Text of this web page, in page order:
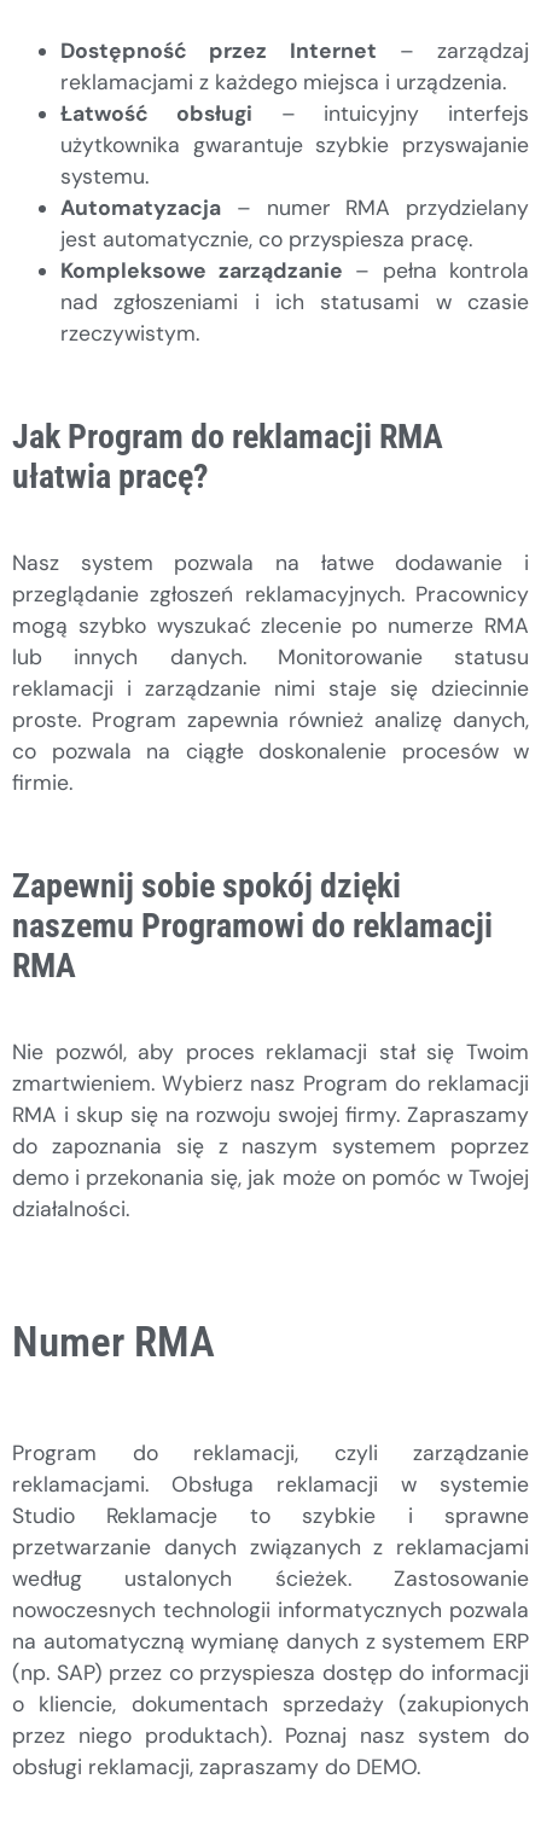
Dostępność przez Internet – zarządzaj
reklamacjami z każdego miejsca i urządzenia.
Łatwość obsługi – intuicyjny interfejs
użytkownika gwarantuje szybkie przyswajanie
systemu.
Automatyzacja – numer RMA przydzielany
jest automatycznie, co przyspiesza pracę.
Kompleksowe zarządzanie – pełna kontrola
nad zgłoszeniami i ich statusami w czasie
rzeczywistym.
Jak Program do reklamacji RMA
ułatwia pracę?
Nasz system pozwala na łatwe dodawanie i
przeglądanie zgłoszeń reklamacyjnych. Pracownicy
mogą szybko wyszukać zlecenie po numerze RMA
lub innych danych. Monitorowanie statusu
reklamacji i zarządzanie nimi staje się dziecinnie
proste. Program zapewnia również analizę danych,
co pozwala na ciągłe doskonalenie procesów w
firmie.
Zapewnij sobie spokój dzięki
naszemu Programowi do reklamacji
RMA
Nie pozwól, aby proces reklamacji stał się Twoim
zmartwieniem. Wybierz nasz Program do reklamacji
RMA i skup się na rozwoju swojej firmy. Zapraszamy
do zapoznania się z naszym systemem poprzez
demo i przekonania się, jak może on pomóc w Twojej
działalności.
Numer RMA
Program do reklamacji, czyli zarządzanie
reklamacjami. Obsługa reklamacji w systemie
Studio Reklamacje to szybkie i sprawne
przetwarzanie danych związanych z reklamacjami
według ustalonych ścieżek. Zastosowanie
nowoczesnych technologii informatycznych pozwala
na automatyczną wymianę danych z systemem ERP
(np. SAP) przez co przyspiesza dostęp do informacji
o kliencie, dokumentach sprzedaży (zakupionych
przez niego produktach). Poznaj nasz system do
obsługi reklamacji, zapraszamy do DEMO.